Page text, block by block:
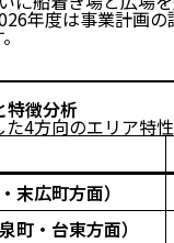
年度は事業計画
特徴分析
4方向のエリア特性
末広町方面）
町・台東方面）
：進化した駅前施設と
育・医療機関一覧
秋葉原を塗り替える2
度と特徴分析
：千代田区ブランドの